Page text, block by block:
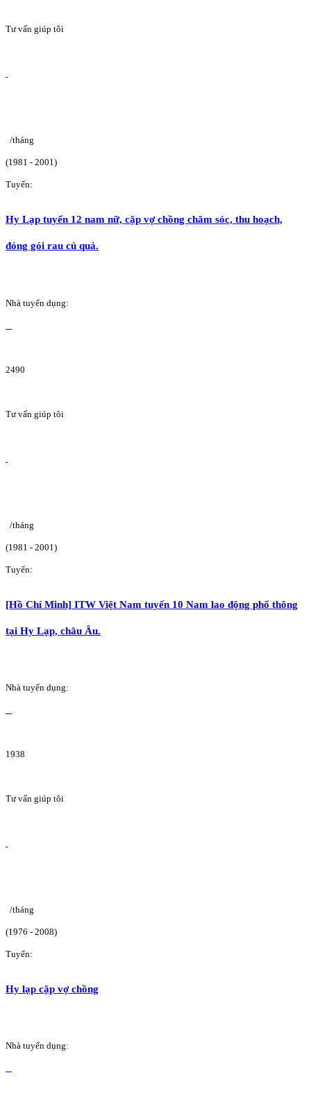
Tư vấn giúp tôi
/tháng
(1981 - 2001)
Tuyển:
Hy Lạp tuyển 12 nam nữ, cặp vợ chồng chăm sóc, thu hoạch,
đóng gói rau củ quả.
Nhà tuyển dụng:
2490
Tư vấn giúp tôi
/tháng
(1981 - 2001)
Tuyển:
[Hồ Chí Minh] ITW Việt Nam tuyển 10 Nam lao động phổ thông
tại Hy Lạp, châu Âu.
Nhà tuyển dụng:
1938
Tư vấn giúp tôi
/tháng
(1976 - 2008)
Tuyển:
Hy lạp cặp vợ chồng
Nhà tuyển dụng: